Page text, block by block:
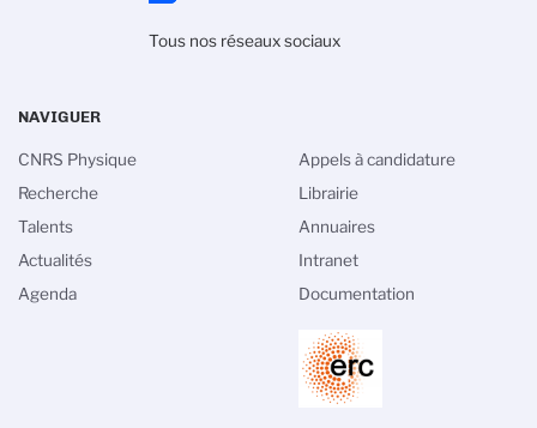
Tous nos réseaux sociaux
NAVIGUER
CNRS Physique
Recherche
Talents
Actualités
Agenda
Appels à candidature
Librairie
Annuaires
Intranet
Documentation